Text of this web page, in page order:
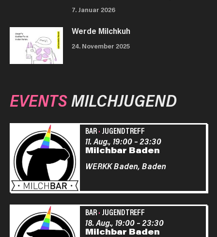
7. Januar 2026
Werde Milchkuh
24. November 2025
EVENTSMILCHJUGEND
BAR· JUGENDTREFF
Milchbar Baden
11. Aug., 19:00–23:30
WERKK Baden, Baden
BAR· JUGENDTREFF
Milchbar Baden
18. Aug., 19:00–23:30